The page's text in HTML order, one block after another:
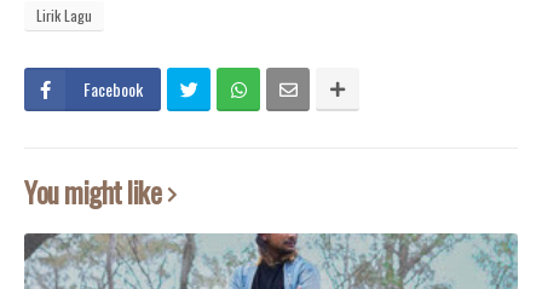
Lirik Lagu
Facebook
You might like